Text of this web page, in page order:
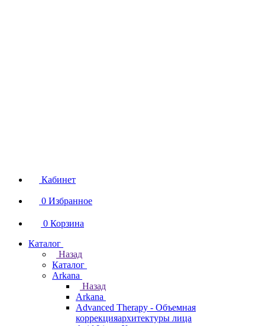
Кабинет
0 Избранное
0 Корзина
Каталог
Назад
Каталог
Arkana
Назад
Arkana
Advanced Therapy - Объемная
коррекцияархитектуры лица